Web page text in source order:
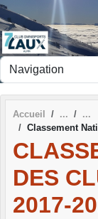
Accueil
Classement
DES
2017-
Panneau de